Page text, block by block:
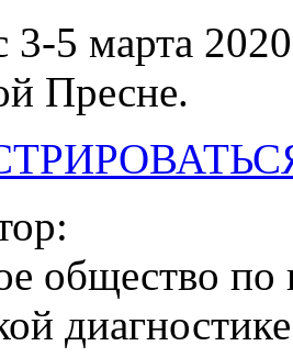
5 марта
Пресне.
общество
диагностике